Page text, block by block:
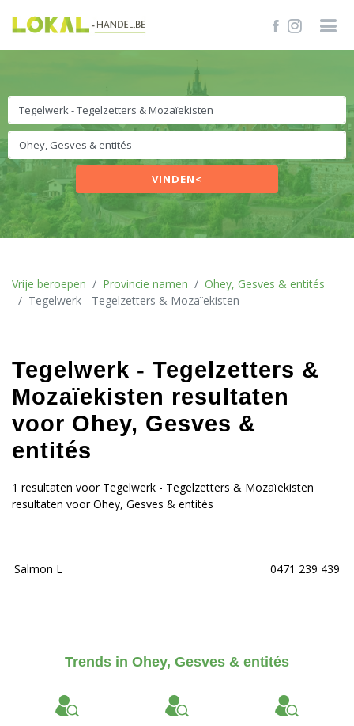
VINDEN<
Vrije beroepen Provincie namen
Ohey, Gesves & entités
Tegelwerk - Tegelzetters & Mozaïekisten
Tegelwerk - Tegelzetters &
Mozaïekisten resultaten
voor Ohey, Gesves &
entités
1 resultaten voor Tegelwerk - Tegelzetters & Mozaïekisten
resultaten voor Ohey, Gesves & entités
Salmon L 0471 239 439
Trends in Ohey, Gesves & entités